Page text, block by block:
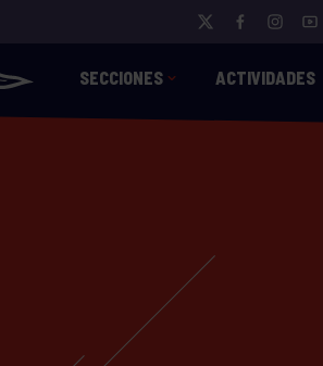
SECCIONES ACTIVIDADES